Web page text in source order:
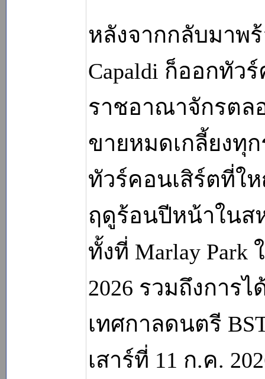
หลังจากกลับมาพ
Capaldi ก็ออกทัว
ราชอาณาจักรตล
ขายหมดเกลี้ยงทุ
ทัวร์คอนเสิร์ตที่ใ
ฤดูร้อนปีหน้าในส
ทั้งที่ Marlay Park
2026 รวมถึงการ
เทศกาลดนตรี
เสาร์ที่ 11 ก.ค.